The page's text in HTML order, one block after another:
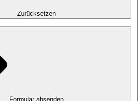
Zurücksetzen
Formular absenden